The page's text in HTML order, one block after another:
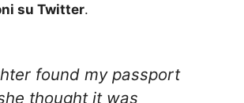
su Twitter.
found my passport
thought it was